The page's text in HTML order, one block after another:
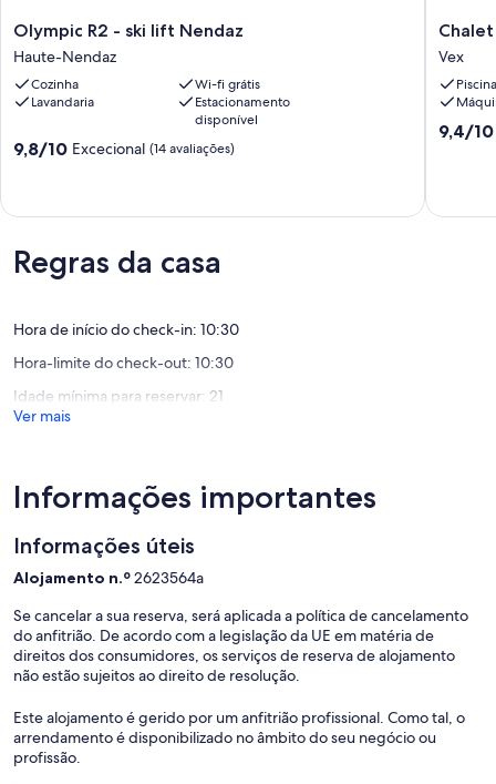
included --
Olympic
R2
-
ski
lift
Haute-
Olympic R2 - ski lift Nendaz
Haute-Nendaz
Cozinha
Wi-fi grátis
Lavandaria
Estacionamento
disponível
Pontuação
máximo
de
(14
9,8/10 Excecional (14 avaliações)
Chalet
in
Vex
near
Les
Masses
Vex
Piscina
9,4/10
Regras da casa
Hora de início do check-in: 10:30
Hora-limite do check-out: 10:30
Idade mínima para reservar: 21
Ver mais
Informações importantes
Informações úteis
Alojamento n.º2623564a
Se cancelar a sua reserva, será aplicada a política de cancelamento
do anfitrião. De acordo com a legislação da UE em matéria de
direitos dos consumidores, os serviços de reserva de alojamento
não estão sujeitos ao direito de resolução.
Este alojamento é gerido por um anfitrião profissional. Como tal, o
arrendamento é disponibilizado no âmbito do seu negócio ou
profissão.